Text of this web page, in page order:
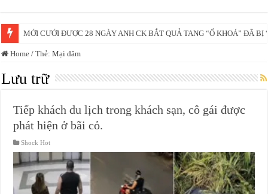
MỚI CƯỚI ĐƯỢC 28 NGÀY ANH CK BẮT QUẢ TANG “Ổ KHOÁ” ĐÃ
Home / Thẻ:Mại dâm
Lưu trữ
Tiếp khách du lịch trong khách sạn, cô gái được
phát hiện ở bãi cỏ.
Shock Hot